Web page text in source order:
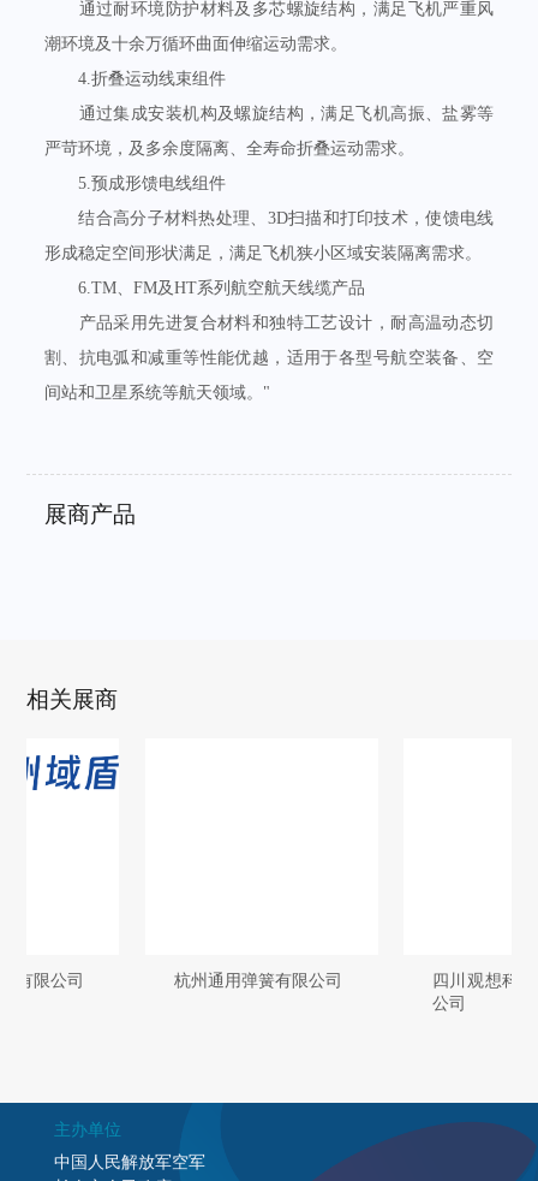
通过耐环境防护材料及多芯螺旋结构，满足飞机严重风
潮环境及十余万循环曲面伸缩运动需求。
4.折叠运动线束组件
通过集成安装机构及螺旋结构，满足飞机高振、盐雾等
严苛环境，及多余度隔离、全寿命折叠运动需求。
5.预成形馈电线组件
结合高分子材料热处理、3D扫描和打印技术，使馈电线
形成稳定空间形状满足，满足飞机狭小区域安装隔离需求。
6.TM、FM及HT系列航空航天线缆产品
产品采用先进复合材料和独特工艺设计，耐高温动态切
割、抗电弧和减重等性能优越，适用于各型号航空装备、空
间站和卫星系统等航天领域。"
展商产品
相关展商
杭州通用弹簧有限公司
四川观想科技股份有限
主办单位
中国人民解放军空军